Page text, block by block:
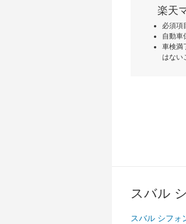
楽天
必須項
自動車
車検満
はない
スバル
スバル シフォ